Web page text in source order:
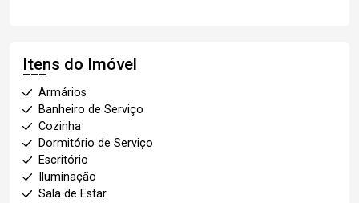
Itens do Imóvel
Armários
Banheiro de Serviço
Cozinha
Dormitório de Serviço
Escritório
Iluminação
Sala de Estar